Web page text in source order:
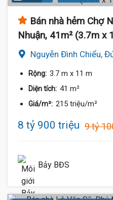
Bán nhà hẻm Chợ
Nhuận, 41m² (3.7m x
Nguyễn Đình Chiểu,
Rộng: 3.7 m x 11 m
Diện tích: 41 m²
Giá/m²: 215 triệu/m²
8 tỷ 900 triệu 9 tỷ
Bảy BĐS